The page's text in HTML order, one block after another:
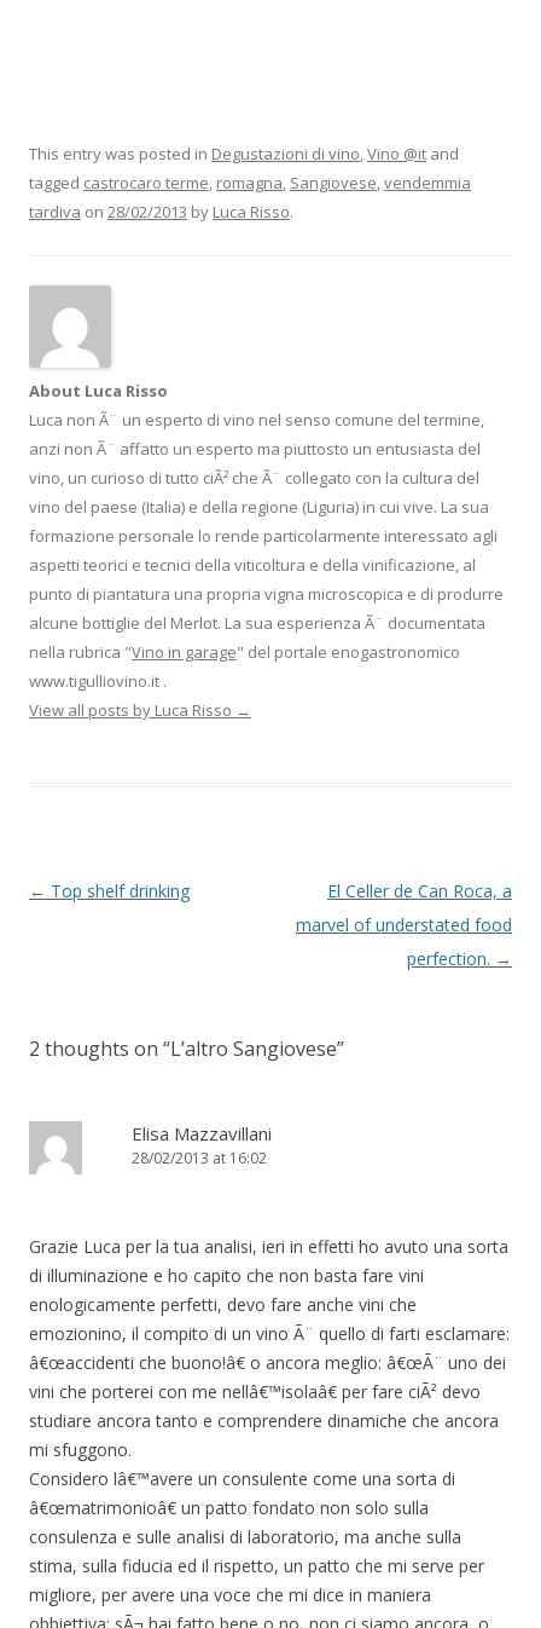
This entry was posted in Degustazioni di vino,Vino @it and
tagged castrocaro terme, romagna, Sangiovese,vendemmia
tardiva on 28/02/2013 by Luca Risso.
About Luca Risso
Luca non Ã¨ un esperto di vino nel senso comune del termine,
anzi non Ã¨ affatto un esperto ma piuttosto un entusiasta del
vino, un curioso di tutto ciÃ² che Ã¨ collegato con la cultura del
vino del paese (Italia) e della regione (Liguria) in cui vive. La sua
formazione personale lo rende particolarmente interessato agli
aspetti teorici e tecnici della viticoltura e della vinificazione, al
punto di piantatura una propria vigna microscopica e di produrre
alcune bottiglie del Merlot. La sua esperienza Ã¨ documentata
nella rubrica "Vino in garage" del portale enogastronomico
www.tigulliovino.it .
View all posts by Luca Risso →
Post
← Top shelf drinking
El Celler de Can Roca, a
marvel of understated food
perfection. →
2 thoughts on “L’altro Sangiovese”
Elisa Mazzavillani
28/02/2013 at 16:02
Grazie Luca per la tua analisi, ieri in effetti ho avuto una sorta
di illuminazione e ho capito che non basta fare vini
enologicamente perfetti, devo fare anche vini che
emozionino, il compito di un vino Ã¨ quello di farti esclamare:
â€œaccidenti che buono!â€ o ancora meglio: â€œÃ¨ uno dei
vini che porterei con me nellâ€™isolaâ€ per fare ciÃ² devo
studiare ancora tanto e comprendere dinamiche che ancora
mi sfuggono.
Considero lâ€™avere un consulente come una sorta di
â€œmatrimonioâ€ un patto fondato non solo sulla
consulenza e sulle analisi di laboratorio, ma anche sulla
stima, sulla fiducia ed il rispetto, un patto che mi serve per
migliore, per avere una voce che mi dice in maniera